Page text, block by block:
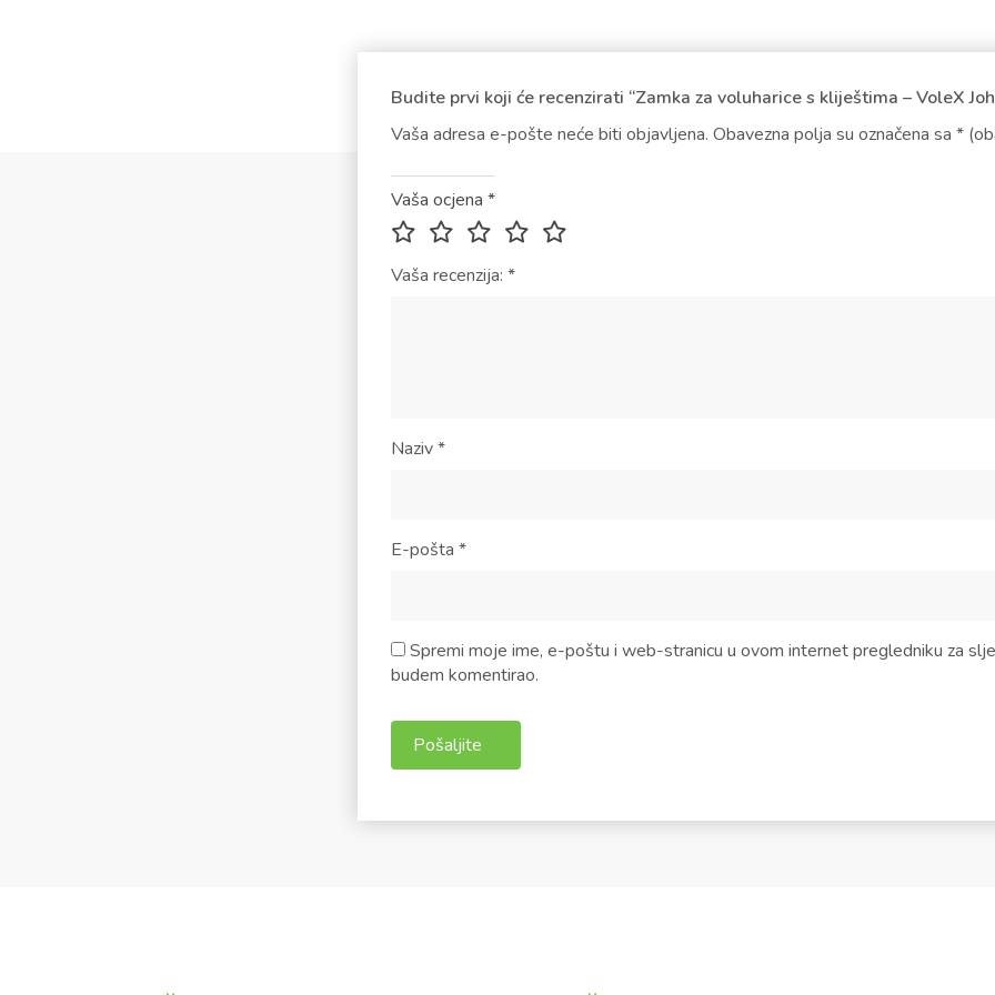
Budite prvi koji će recenzirati “Zamka za voluharice s kliještima – VoleX
Vaša adresa e-pošte neće biti objavljena. Obavezna polja su označena sa *
Vaša ocjena *
Vaša recenzija: *
Naziv*
E-pošta *
Spremi moje ime, e-poštu i web-stranicu u ovom internet pregledniku za
budem komentirao.